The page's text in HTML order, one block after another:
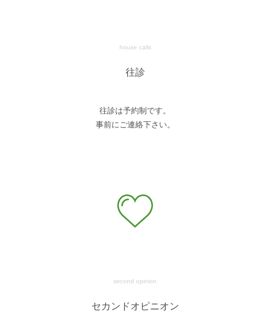
house calls
往診
往診は予約制です。
事前にご連絡下さい。
second opinion
セカンドオピニオン